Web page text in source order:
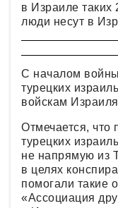
в Израиле таких
люди несут в
С началом
турецких
войскам
Отмечается,
турецких
не напрямую из
в целях
помогали такие
«Ассоциация